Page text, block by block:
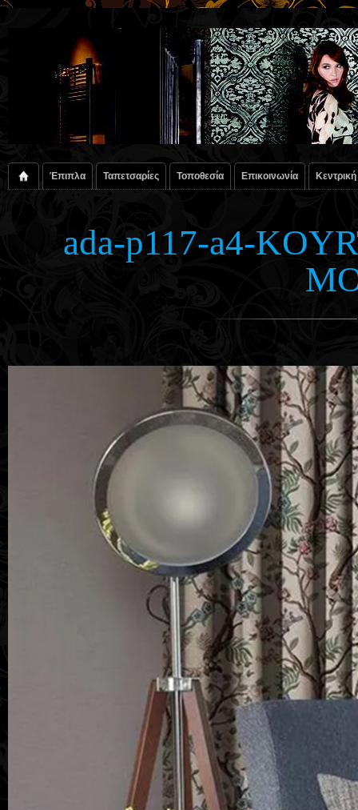
Έπιπλα Ταπετσαρίες Τοποθεσία Επικοινωνία Κεντρική
ada-p117-a4-